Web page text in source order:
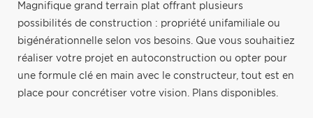
Magnifique grand terrain plat offrant plusieurs
possibilités de construction : propriété unifamiliale ou
bigénérationnelle selon vos besoins. Que vous souhaitiez
réaliser votre projet en autoconstruction ou opter pour
une formule clé en main avec le constructeur, tout est en
place pour concrétiser votre vision. Plans disponibles.